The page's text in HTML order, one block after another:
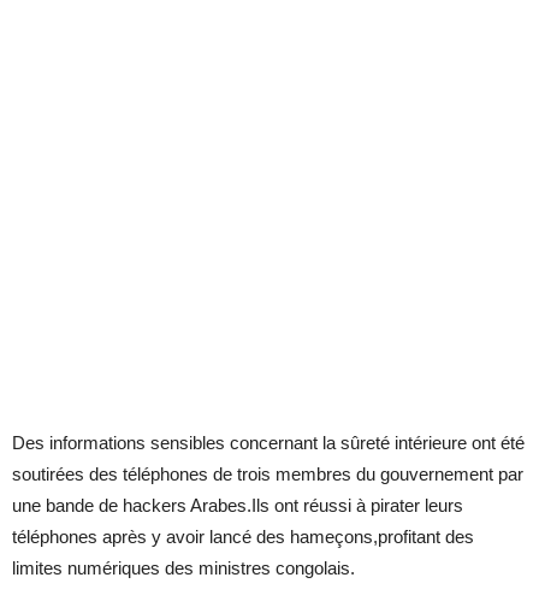
Des informations sensibles concernant la sûreté intérieure ont été
soutirées des téléphones de trois membres du gouvernement par
une bande de hackers Arabes.Ils ont réussi à pirater leurs
téléphones après y avoir lancé des hameçons,profitant des
limites numériques des ministres congolais.